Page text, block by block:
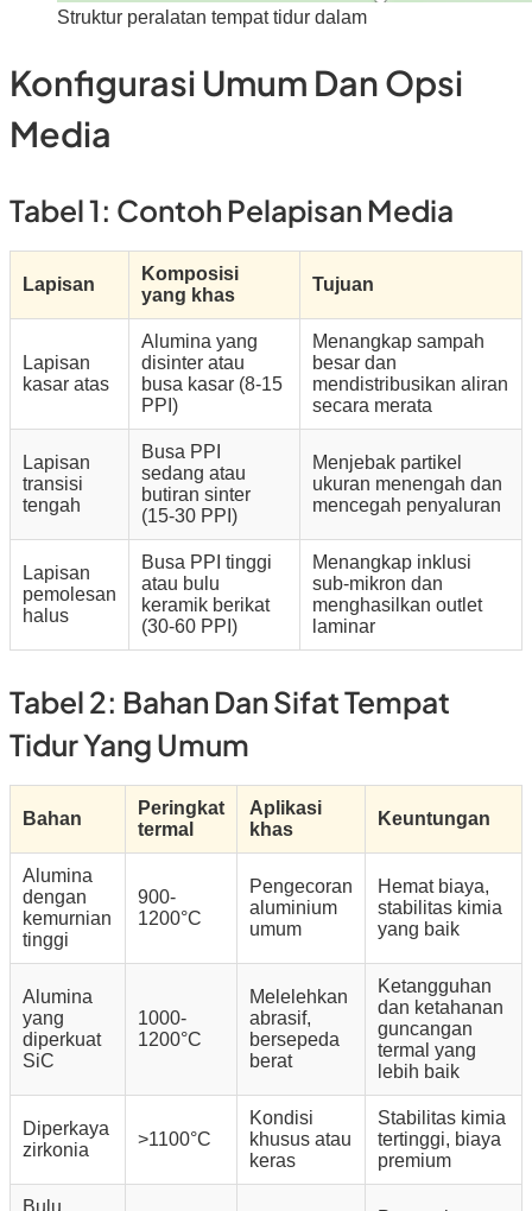
Struktur peralatan tempat tidur dalam
Konfigurasi Umum Dan Opsi
Media
Tabel 1: Contoh Pelapisan Media
Lapisan
Komposisi
yang khas
Tujuan
Lapisan
kasar atas
Alumina yang
disinter atau
busa kasar (8-15
PPI)
Menangkap sampah
besar dan
mendistribusikan aliran
secara merata
Lapisan
transisi
tengah
Busa PPI
sedang atau
butiran sinter
(15-30 PPI)
Menjebak partikel
ukuran menengah dan
mencegah penyaluran
Lapisan
pemolesan
halus
Busa PPI tinggi
atau bulu
keramik berikat
(30-60 PPI)
Menangkap inklusi
sub-mikron dan
menghasilkan outlet
laminar
Tabel 2: Bahan Dan Sifat Tempat
Tidur Yang Umum
Bahan
Peringkat
termal
Aplikasi
khas
Keuntungan
Alumina
dengan
kemurnian
tinggi
900-
1200°C
Pengecoran
aluminium
umum
Hemat biaya,
stabilitas kimia
yang baik
Alumina
yang
diperkuat
SiC
1000-
1200°C
Melelehkan
abrasif,
bersepeda
berat
Ketangguhan
dan ketahanan
guncangan
termal yang
lebih baik
Diperkaya
zirkonia
>1100°C
Kondisi
khusus atau
keras
Stabilitas kimia
tertinggi, biaya
premium